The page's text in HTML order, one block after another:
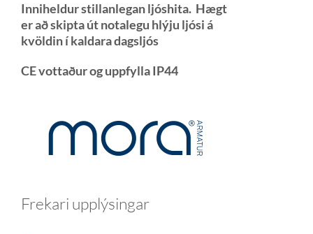
Inniheldur stillanlegan ljóshita. Hægt
er að skipta út notalegu hlýju ljósi á
kvöldin í kaldara dagsljós
CE vottaður og uppfylla IP44
Frekari upplýsingar